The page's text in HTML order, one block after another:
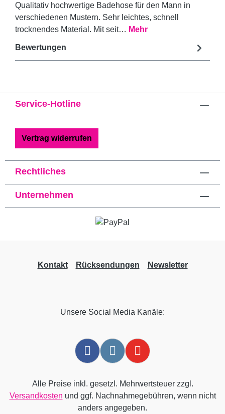
Qualitativ hochwertige Badehose für den Mann in
verschiedenen Mustern. Sehr leichtes, schnell
trocknendes Material. Mit seit… Mehr
Bewertungen
Service-Hotline
Vertrag widerrufen
Rechtliches
Unternehmen
Kontakt Rücksendungen Newsletter
Unsere Social Media Kanäle:
Alle Preise inkl. gesetzl. Mehrwertsteuer zzgl.
Versandkosten und ggf. Nachnahmegebühren, wenn nicht
anders angegeben.